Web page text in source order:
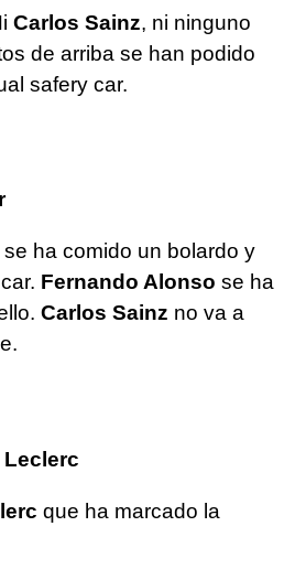
Carlos Sainz, ni ninguno
de arriba se han podido
safery car.
se ha comido un bolardo y
Fernando Alonso se ha
Carlos Sainz no va a
Leclerc
que ha marcado la